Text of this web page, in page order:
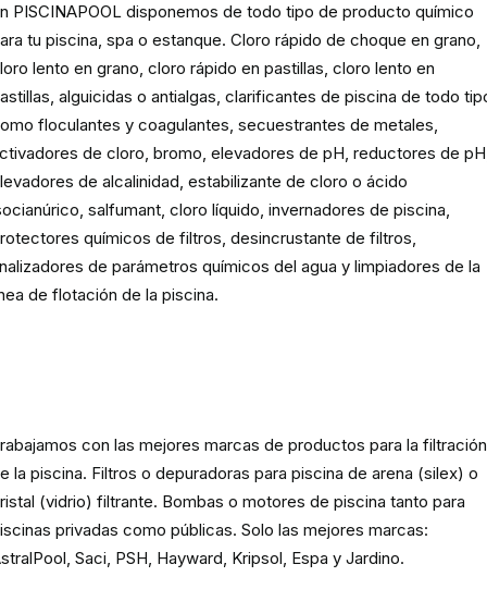
PISCINAPOOL disponemos de todo tipo de producto químico
tu piscina, spa o estanque. Cloro rápido de choque en grano,
lento en grano, cloro rápido en pastillas, cloro lento en
alguicidas o antialgas, clarificantes de piscina de todo
floculantes y coagulantes, secuestrantes de metales,
de cloro, bromo, elevadores de pH, reductores de
de alcalinidad, estabilizante de cloro o ácido
salfumant, cloro líquido, invernadores de piscina,
químicos de filtros, desincrustante de filtros,
de parámetros químicos del agua y limpiadores de la
de flotación de la piscina.
con las mejores marcas de productos para la filtración
la piscina. Filtros o depuradoras para piscina de arena (silex) o
(vidrio) filtrante. Bombas o motores de piscina tanto para
privadas como públicas. Solo las mejores marcas:
Saci, PSH, Hayward, Kripsol, Espa y Jardino.